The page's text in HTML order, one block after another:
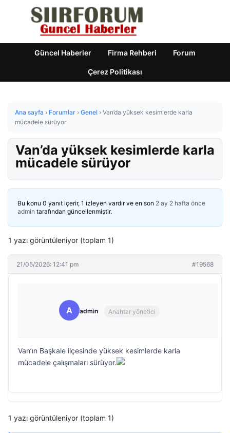
Güncel Haberler Firma Rehberi Forum
Çerez Politikası
Ana sayfa › Forumlar › Genel › Van’da yüksek kesimlerde karla
mücadele sürüyor
Van’da yüksek kesimlerde karla
mücadele sürüyor
Bu konu 0 yanıt içerir, 1 izleyen vardır ve en son 2 ay 2 hafta önce
admin tarafından güncellenmiştir.
1 yazı görüntüleniyor (toplam 1)
21/05/2026: 12:41 pm #19568
A admin Anahtar yönetici
Van’ın Başkale ilçesinde yüksek kesimlerde karla
mücadele çalışmaları sürüyor.
1 yazı görüntüleniyor (toplam 1)